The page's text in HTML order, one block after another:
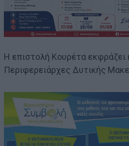
Η επιστολή Κουρέτα εκφράζει
Περιφερειάρχες Δυτικής